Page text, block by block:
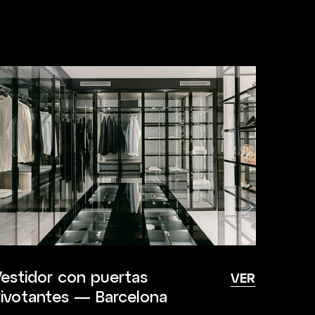
con puertas
— Barcelona
VER